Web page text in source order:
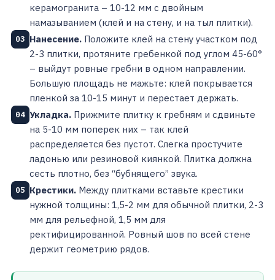
керамогранита – 10-12 мм с двойным
намазыванием (клей и на стену, и на тыл плитки).
03 Нанесение. Положите клей на стену участком под
2-3 плитки, протяните гребенкой под углом 45-60°
– выйдут ровные гребни в одном направлении.
Большую площадь не мажьте: клей покрывается
пленкой за 10-15 минут и перестает держать.
04 Укладка. Прижмите плитку к гребням и сдвиньте
на 5-10 мм поперек них – так клей
распределяется без пустот. Слегка простучите
ладонью или резиновой киянкой. Плитка должна
сесть плотно, без “бубнящего” звука.
05 Крестики. Между плитками вставьте крестики
нужной толщины: 1,5-2 мм для обычной плитки, 2-3
мм для рельефной, 1,5 мм для
ректифицированной. Ровный шов по всей стене
держит геометрию рядов.